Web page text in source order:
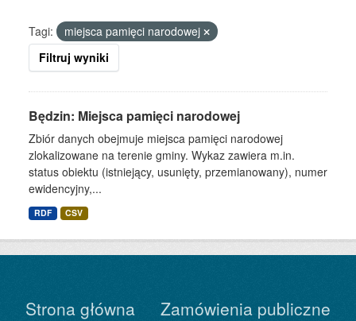
Tagi:
miejsca pamięci narodowej
Filtruj wyniki
Będzin: Miejsca pamięci narodowej
Zbiór danych obejmuje miejsca pamięci narodowej
zlokalizowane na terenie gminy. Wykaz zawiera m.in.
status obiektu (istniejący, usunięty, przemianowany), numer
ewidencyjny,...
RDF CSV
Strona główna Zamówienia publiczne